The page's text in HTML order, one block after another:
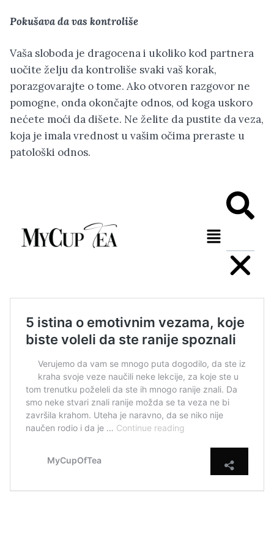
Pokušava da vas kontroliše
Vaša sloboda je dragocena i ukoliko kod partnera
uočite želju da kontroliše svaki vaš korak,
porazgovarajte o tome. Ako otvoren razgovor ne
pomogne, onda okončajte odnos, od koga uskoro
nećete moći da dišete. Ne želite da pustite da veza,
koja je imala vrednost u vašim očima preraste u
patološki odnos.